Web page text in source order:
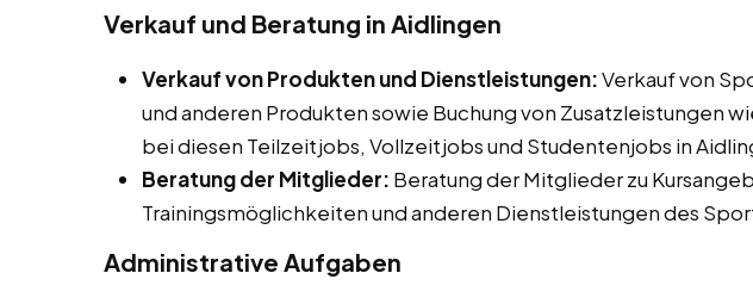
Verkauf und Beratung in Aidlingen
Verkauf von Produkten und Dienstleistungen:Verkauf von
und anderen Produkten sowie Buchung von Zusatzleistungen
bei diesen Teilzeitjobs, Vollzeitjobs und Studentenjobs in
Beratung der Mitglieder: Beratung der Mitglieder zu
Trainingsmöglichkeiten und anderen Dienstleistungen des
Administrative Aufgaben